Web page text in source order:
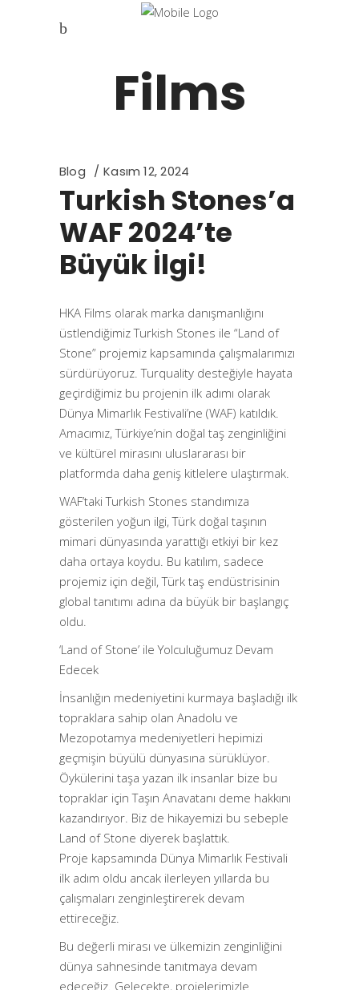
HKA
Films
Blog Kasım 12, 2024
Turkish Stones’a
WAF 2024’te
Büyük İlgi!
HKA Films olarak marka danışmanlığını
üstlendiğimiz Turkish Stones ile “Land of
Stone” projemiz kapsamında çalışmalarımızı
sürdürüyoruz. Turquality desteğiyle hayata
geçirdiğimiz bu projenin ilk adımı olarak
Dünya Mimarlık Festivali’ne (WAF) katıldık.
Amacımız, Türkiye’nin doğal taş zenginliğini
ve kültürel mirasını uluslararası bir
platformda daha geniş kitlelere ulaştırmak.
WAF’taki Turkish Stones standımıza
gösterilen yoğun ilgi, Türk doğal taşının
mimari dünyasında yarattığı etkiyi bir kez
daha ortaya koydu. Bu katılım, sadece
projemiz için değil, Türk taş endüstrisinin
global tanıtımı adına da büyük bir başlangıç
oldu.
‘Land of Stone’ ile Yolculuğumuz Devam
Edecek
İnsanlığın medeniyetini kurmaya başladığı ilk
topraklara sahip olan Anadolu ve
Mezopotamya medeniyetleri hepimizi
geçmişin büyülü dünyasına sürüklüyor.
Öykülerini taşa yazan ilk insanlar bize bu
topraklar için Taşın Anavatanı deme hakkını
kazandırıyor. Biz de hikayemizi bu sebeple
Land of Stone diyerek başlattık.
Proje kapsamında Dünya Mimarlık Festivali
ilk adım oldu ancak ilerleyen yıllarda bu
çalışmaları zenginleştirerek devam
ettireceğiz.
Bu değerli mirası ve ülkemizin zenginliğini
dünya sahnesinde tanıtmaya devam
edeceğiz. Gelecekte, projelerimizle